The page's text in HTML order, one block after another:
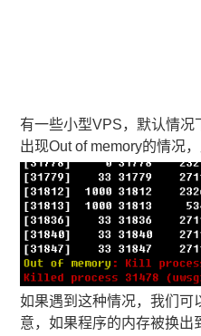
有一些小型VPS，默认情况
出现Out of memory的情况
如果遇到这种情况，我们可
意，如果程序的内存被换出